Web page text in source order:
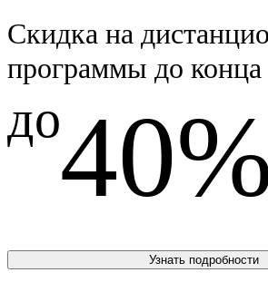
Скидка на
программы до конца
до
Узнать подробности